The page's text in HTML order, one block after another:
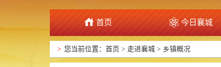
首页 今日襄城
政府信息公开
> 您当前位置： 首页 > 走进襄城 > 乡镇概况